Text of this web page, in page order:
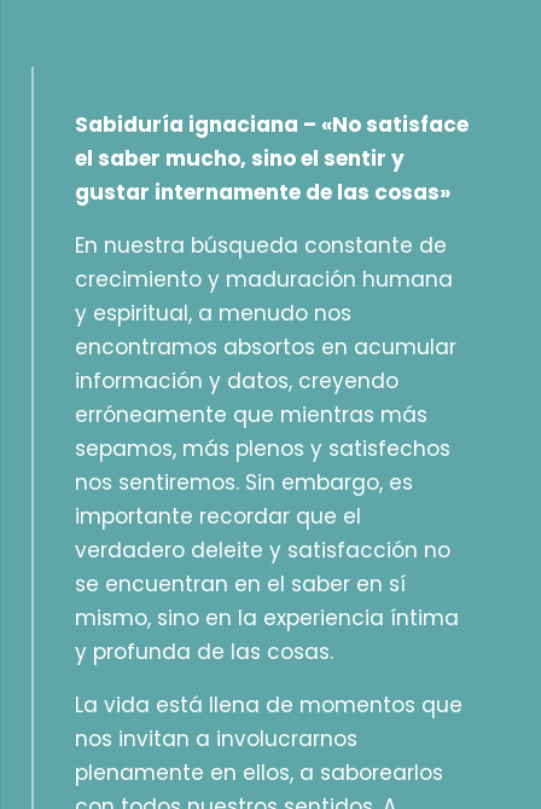
Sabiduría ignaciana – «No satisface
el saber mucho, sino el sentir y
gustar internamente de las cosas»
En nuestra búsqueda constante de
crecimiento y maduración humana
y espiritual, a menudo nos
encontramos absortos en acumular
información y datos, creyendo
erróneamente que mientras más
sepamos, más plenos y satisfechos
nos sentiremos. Sin embargo, es
importante recordar que el
verdadero deleite y satisfacción no
se encuentran en el saber en sí
mismo, sino en la experiencia íntima
y profunda de las cosas.
La vida está llena de momentos que
nos invitan a involucrarnos
plenamente en ellos, a saborearlos